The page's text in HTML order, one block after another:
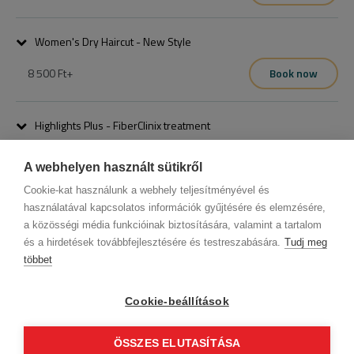
A webhelyen használt sütikről
Cookie-kat használunk a webhely teljesítményével és
használatával kapcsolatos információk gyűjtésére és elemzésére,
a közösségi média funkcióinak biztosítására, valamint a tartalom
és a hirdetések továbbfejlesztésére és testreszabására. Tudj meg
többet
Cookie-beállítások
ÖSSZES ELUTASÍTÁSA
Women's Dry Haircut - New Style
8 500 Ft+
Book now
nagyobb változásokhoz, ami időigényesebb lehet
Highlights Plus - FiberClinix treatment
GTC (Subscriber Customer)
Follow us!